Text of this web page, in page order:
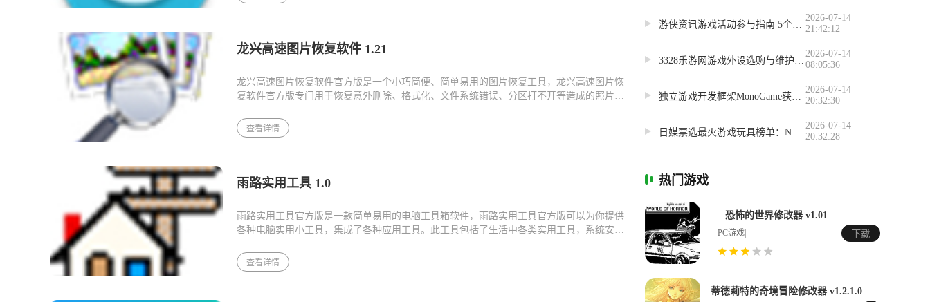
龙兴高速图片恢复软件 1.21
龙兴高速图片恢复软件官方版是一个小巧简便、简单易用的图片恢复工具，龙兴高速图片恢
复软件官方版专门用于恢复意外删除、格式化、文件系统错误、分区打不开等造成的照片文
查看详情
雨路实用工具 1.0
雨路实用工具官方版是一款简单易用的电脑工具箱软件，雨路实用工具官方版可以为你提供
各种电脑实用小工具，集成了各种应用工具。此工具包括了生活中各类实用工具，系统安
查看详情
游侠资讯游戏活动参与指南 5个实用方法获取奖励
2026-07-14
21:42:12
3328乐游网游戏外设选购与维护指南 2026年实用教程
2026-07-14
08:05:36
独立游戏开发框架MonoGame获千万捐赠，未来如何？
2026-07-14
20:32:30
日媒票选最火游戏玩具榜单：NS2、拉布布为何夺冠？
2026-07-14
20:32:28
热门游戏
恐怖的世界修改器 v1.01
PC游戏| 下载
蒂德莉特的奇境冒险修改器 v1.2.1.0